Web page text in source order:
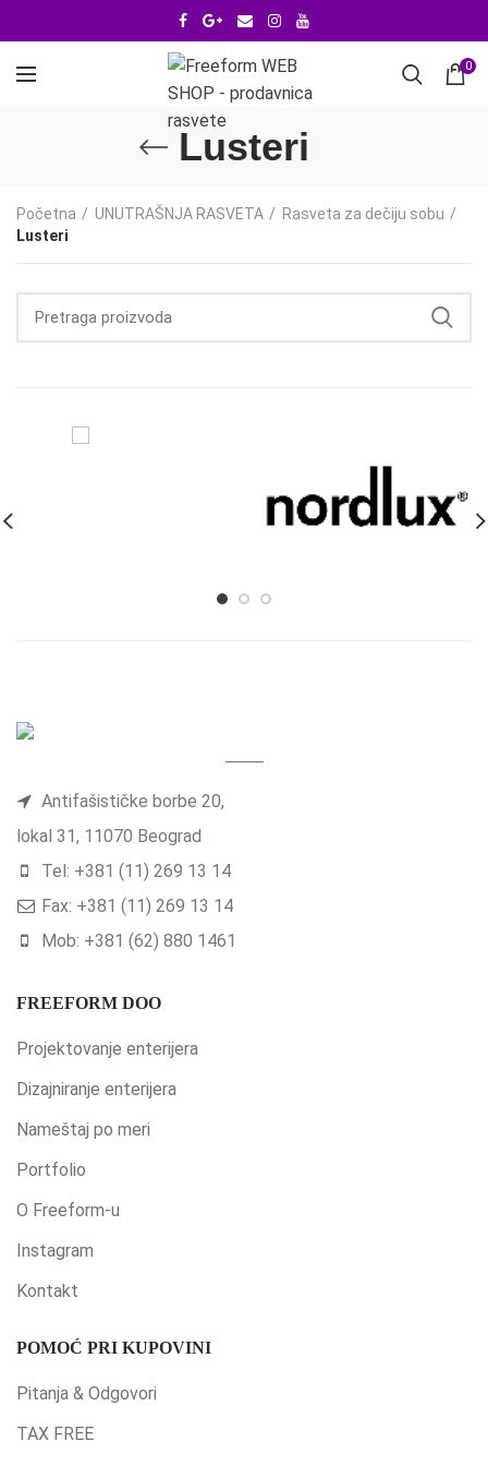
0
Lusteri
Početna UNUTRAŠNJA RASVETA
Rasveta za dečiju sobu
Lusteri
Antifašističke borbe 20,
lokal 31, 11070 Beograd
Tel: +381 (11) 269 13 14
Fax: +381 (11) 269 13 14
Mob: +381 (62) 880 1461
FREEFORM DOO
Projektovanje enterijera
Dizajniranje enterijera
Nameštaj po meri
Portfolio
O Freeform-u
Instagram
Kontakt
POMOĆ PRI KUPOVINI
Pitanja & Odgovori
TAX FREE